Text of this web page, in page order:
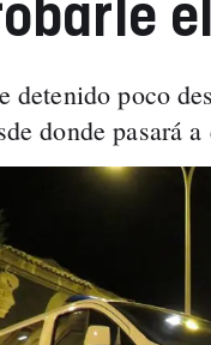
detenido poco
donde pasará